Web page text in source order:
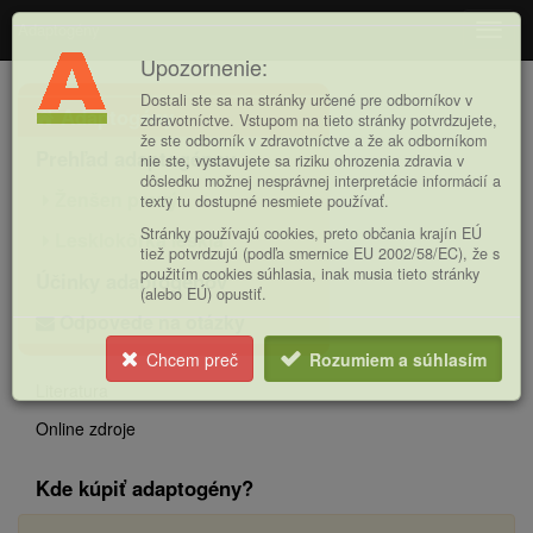
Adaptogény
Hlavná
ponukaAdaptogény
Prehľad adaptogénov
Ženšen pravý
Lesklokôrka lesklá
Účinky adaptogénov
Odpovede na otázky
Online zdroje
Kde kúpiť adaptogény?
Upozornenie:
Dostali ste sa na stránky určené pre odborníkov v
zdravotníctve. Vstupom na tieto stránky potvrdzujete,
že ste odborník v zdravotníctve a že ak odborníkom
nie ste, vystavujete sa riziku ohrozenia zdravia v
dôsledku možnej nesprávnej interpretácie informácií a
texty tu dostupné nesmiete používať.
Stránky používajú cookies, preto občania krajín EÚ
tiež potvrdzujú (podľa smernice EU 2002/58/EC), že s
použitím cookies súhlasia, inak musia tieto stránky
(alebo EÚ) opustiť.
Chcem preč Rozumiem a súhlasím